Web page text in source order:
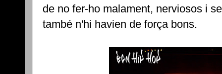
de no fer-ho malament, nerviosos i
també n'hi havien de força bons.